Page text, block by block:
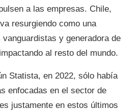
a las empresas. Chile,
resurgiendo como una
vanguardistas y generadora de
al resto del mundo.
Statista, en 2022, sólo había
enfocadas en el sector de
justamente en estos últimos